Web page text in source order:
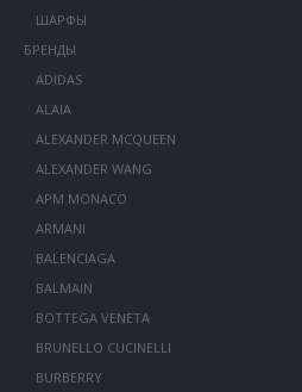
ШАРФЫ
БРЕНДЫ
ADIDAS
ALAIA
ALEXANDER MCQUEEN
ALEXANDER WANG
APM MONACO
ARMANI
BALENCIAGA
BALMAIN
BOTTEGA VENETA
BRUNELLO CUCINELLI
BURBERRY